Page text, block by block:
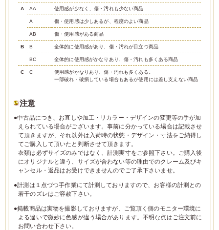
A AA 使用感が少なく、傷・汚れも少ない商品
A 傷・使用感は少しあるが、程度のよい商品
AB 傷・使用感がある商品
B B 全体的に使用感があり、傷・汚れが目立つ商品
BC 全体的に使用感がかなりあり、傷・汚れも多くある商品
C C
使用感がかなりあり、傷・汚れも多くある。
一部破れ・破損している場合もあるが使用には差し支えない商品
注意
●中古品につき、お直しや加工・リカラー・デザインの変更等の手が加
えられている場合がございます。事前に分かっている場合は記載させ
て頂きますが、それ以外は入荷時の状態・デザイン・寸法をご納得し
てご購入して頂いたと判断させて頂きます。
衣類は必ずサイズのみではなく、計測実寸をご参照下さい。ご購入後
にオリジナルと違う、サイズが合わない等の理由でのクレーム及びキ
ャンセル・返品はお受けできませんのでご了承下さいませ。
●計測は１点づつ手作業にて計測しておりますので、お客様の計測との
若干のズレはご容赦下さい。
●掲載商品は実物を撮影しておりますが、ご覧頂く側のモニター環境に
よる違いで微妙に色感が違う場合があります。不明な点はご注文前に
お問い合わせ下さい。